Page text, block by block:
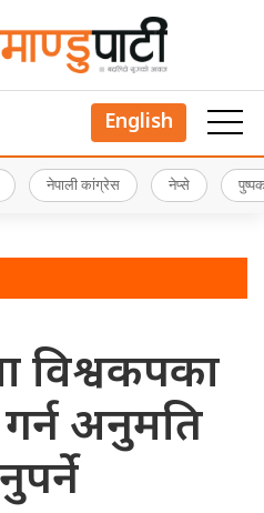
English
नेपाली कांग्रेस नेप्से
विश्वकपका
गर्न अनुमति